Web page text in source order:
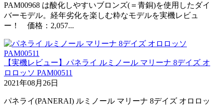
PAM00968 は酸化しやすいブロンズ(＝青銅)を使用したダイ
バーモデル。経年劣化を楽しむ粋なモデルを実機レビュ
ー！ 価格：2,057...
【実機レビュー】パネライ ルミノール マリーナ 8デイズ オ
ロロッソ PAM00511
2021年08月26日
パネライ(PANERAI) ルミノール マリーナ 8デイズ オロロッ